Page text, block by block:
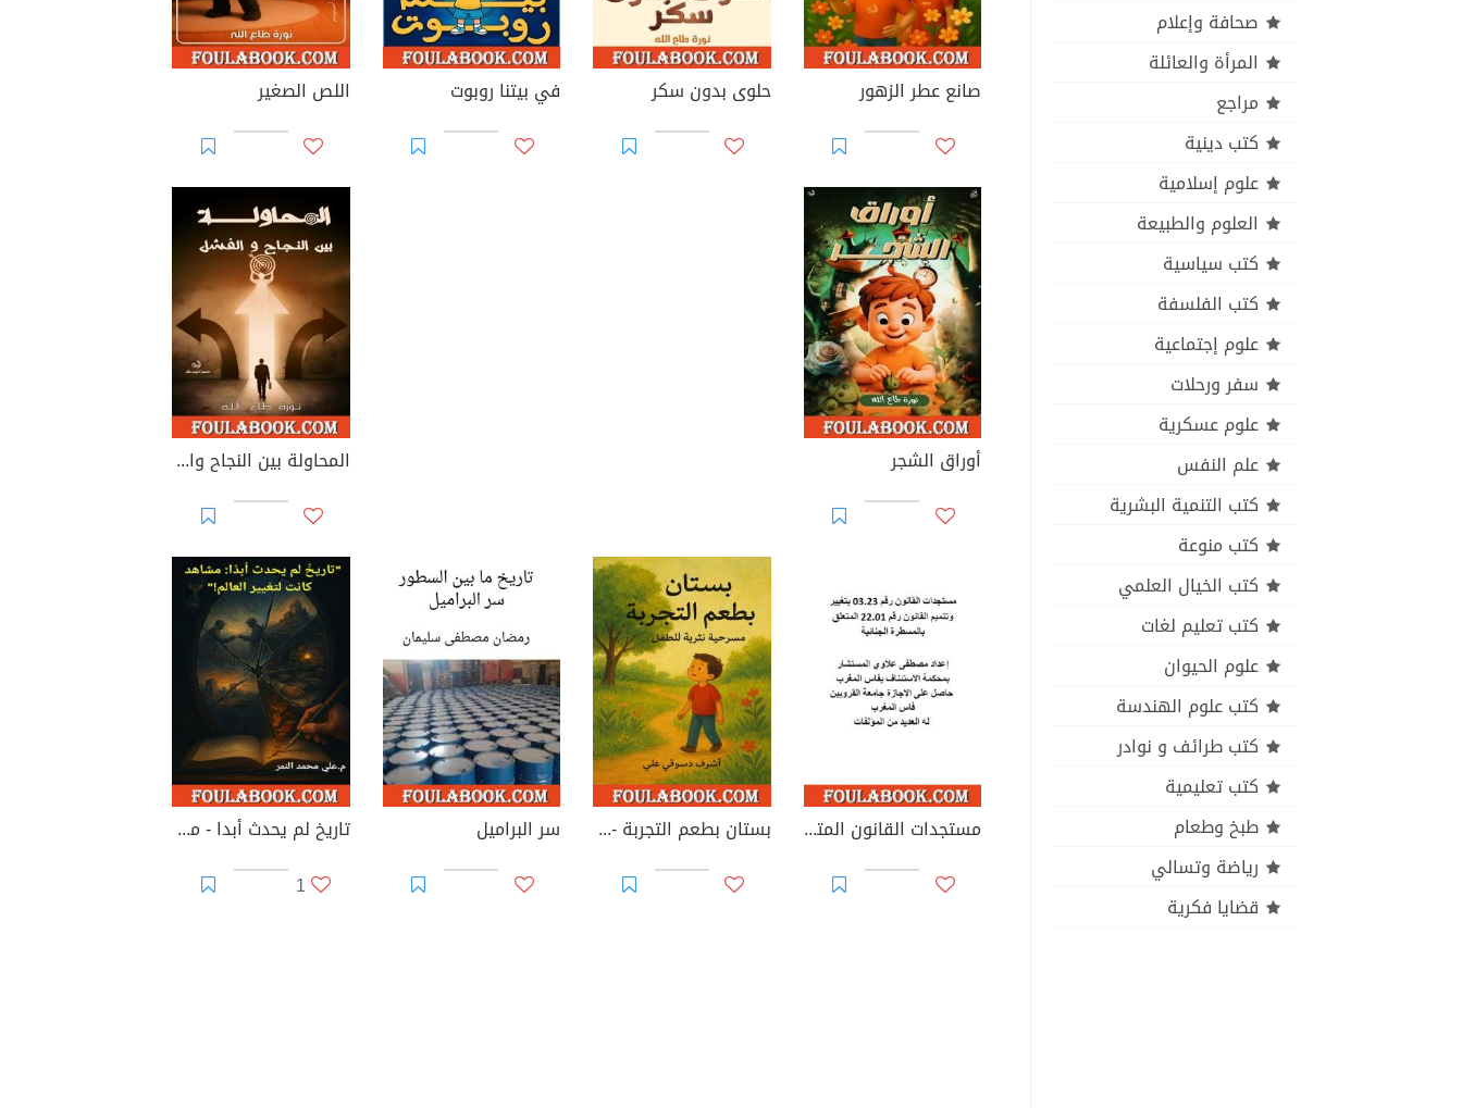
صحافة وإعلام
المرأة والعائلة
مراجع
كتب دينية
علوم إسلامية
العلوم والطبيعة
كتب سياسية
كتب الفلسفة
علوم إجتماعية
سفر ورحلات
علوم عسكرية
علم النفس
كتب التنمية البشرية
كتب منوعة
كتب الخيال العلمي
كتب تعليم لغات
علوم الحيوان
كتب علوم الهندسة
كتب طرائف و نوادر
كتب تعليمية
طبخ وطعام
رياضة وتسالي
قضايا فكرية
صانع عطر الزهور حلوى بدون سكر في بيتنا روبوت اللص الصغير
أوراق الشجر المحاولة بين النجاح والفشل
مستجدات القانون المتعلق بالمسطرة الجنائية بستان بطعم التجربة - مسرحية نثرية للطفل سر البراميل
تاريخ لم يحدث أبدا - مشاهد كانت لتغير العالم
1